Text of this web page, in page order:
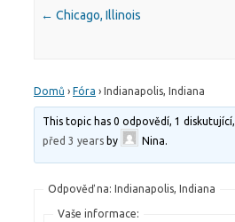
Post navigation
← Chicago, Illinois
Domů › Fóra › Indianapolis, Indiana
This topic has 0 odpovědí, 1
před 3 years by Nina.
Odpověď na: Indianapolis, Indiana
Vaše informace: